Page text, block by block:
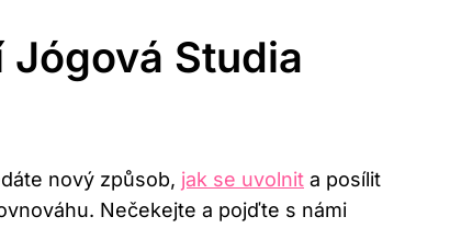
Jógová Studia
nový způsob, jak se uvolnit a posílit
Nečekejte a pojďte s námi